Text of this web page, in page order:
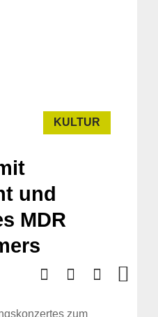
KULTUR
und
MDR
zum